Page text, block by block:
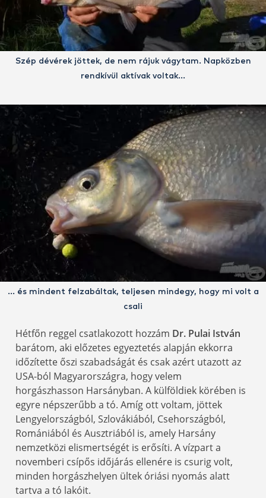
Szép dévérek jöttek, de nem rájuk vágytam. Napközben
rendkívül aktívak voltak…
… és mindent felzabáltak, teljesen mindegy, hogy mi volt a
csali
Hétfőn reggel csatlakozott hozzám Dr. Pulai István
barátom, aki előzetes egyeztetés alapján ekkorra
időzítette őszi szabadságát és csak azért utazott az
USA-ból Magyarországra, hogy velem
horgászhasson Harsányban. A külföldiek körében is
egyre népszerűbb a tó. Amíg ott voltam, jöttek
Lengyelországból, Szlovákiából, Csehországból,
Romániából és Ausztriából is, amely Harsány
nemzetközi elismertségét is erősíti. A vízpart a
novemberi csípős időjárás ellenére is csurig volt,
minden horgászhelyen ültek óriási nyomás alatt
tartva a tó lakóit.